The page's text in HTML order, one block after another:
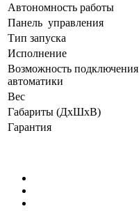
Автономность работы
Панель управления
Тип запуска
Исполнение
Возможность подключения
автоматики
Вес
Габариты (ДхШхВ)
Гарантия